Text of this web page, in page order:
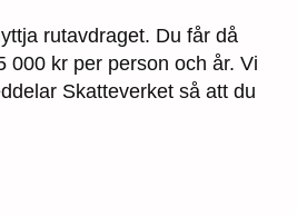
rutavdraget. Du får då
000 kr per person och år. Vi
Skatteverket så att du